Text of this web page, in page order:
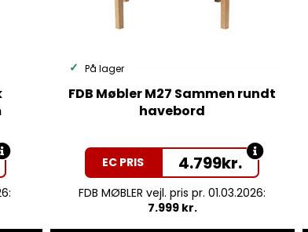
På lager
FDB Møbler M27 Sammen rundt
havebord
EC PRIS 4.799kr.
FDB MØBLER vejl. pris pr. 01.03.2026:
7.999 kr.